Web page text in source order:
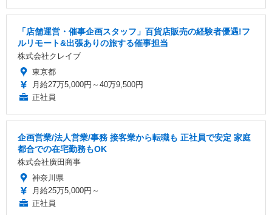
「店舗運営・催事企画スタッフ」百貨店販売の経験者優遇!フ
ルリモート&出張ありの旅する催事担当
株式会社クレイブ
東京都
月給27万5,000円～40万9,500円
正社員
企画営業/法人営業/事務 接客業から転職も 正社員で安定 家庭
都合での在宅勤務もOK
株式会社廣田商事
神奈川県
月給25万5,000円～
正社員